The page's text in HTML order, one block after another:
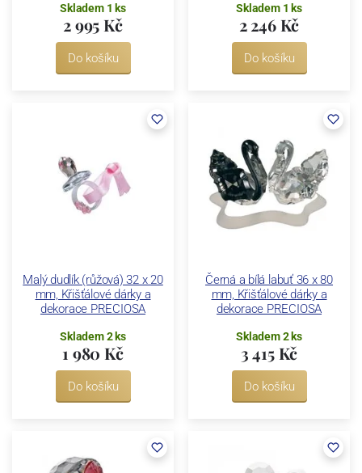
Skladem 1 ks
2 995 Kč
Do košíku
Skladem 1 ks
2 246 Kč
Do košíku
Malý dudlík (růžová) 32 x 20
mm, Křišťálové dárky a
dekorace PRECIOSA
Skladem 2 ks
1 980 Kč
Do košíku
Černá a bílá labuť 36 x 80
mm, Křišťálové dárky a
dekorace PRECIOSA
Skladem 2 ks
3 415 Kč
Do košíku